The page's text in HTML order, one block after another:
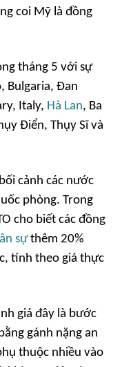
coi Mỹ là đồng
tháng 5 với sự
Bulgaria, Đan
Italy, Hà Lan, Ba
Điển, Thụy Sĩ và
cảnh các nước
phòng. Trong
cho biết các đồng
sựthêm 20%
tính theo giá thực
giá đây là bước
gánh nặng an
thuộc nhiều vào